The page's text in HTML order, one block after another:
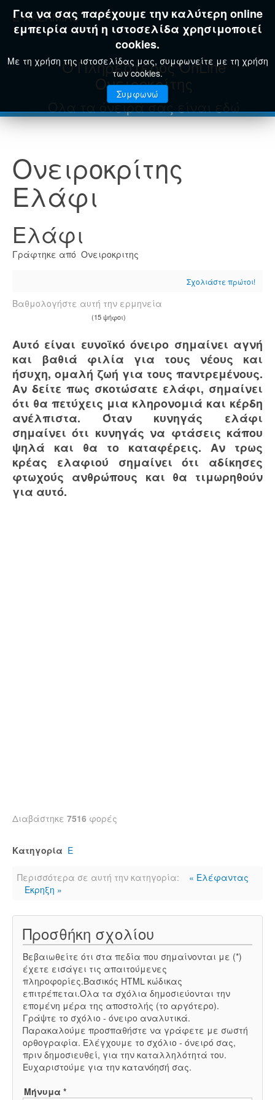
E-KAZAMIAS
Για να σας παρέχουμε την καλύτερη online
εμπειρία αυτή η ιστοσελίδα χρησιμοποιεί
cookies.
Με τη χρήση της ιστοσελίδας μας, συμφωνείτε με τη χρήση
των cookies.
Συμφωνώ
Ο Πληρέστερος OnLine
Ονειροκρίτης
Όλα τα όνειρά σας είναι εδώ
Ονειροκρίτης
Ελάφι
Ελάφι
Γράφτηκε από Ονειροκριτης
Σχολιάστε πρώτοι!
Βαθμολογήστε αυτή την ερμηνεία
(15 ψήφοι)
Αυτό είναι ευνοϊκό όνειρο σημαίνει αγνή
και βαθιά φιλία για τους νέους και
ήσυχη, ομαλή ζωή για τους παντρεμένους.
Αν δείτε πως σκοτώσατε ελάφι, σημαίνει
ότι θα πετύχεις μια κληρονομιά και κέρδη
ανέλπιστα. Όταν κυνηγάς ελάφι
σημαίνει ότι κυνηγάς να φτάσεις κάπου
ψηλά και θα το καταφέρεις. Αν τρως
κρέας ελαφιού σημαίνει ότι αδίκησες
φτωχούς ανθρώπους και θα τιμωρηθούν
για αυτό.
Διαβάστηκε 7516 φορές
Κατηγορία Ε
Περισσότερα σε αυτή την κατηγορία:
« Ελέφαντας
Εκρηξη »
Προσθήκη σχολίου
Βεβαιωθείτε ότι στα πεδία που σημαίνονται με (*)
έχετε εισάγει τις απαιτούμενες
πληροφορίες.Βασικός HTML κώδικας
επιτρέπεται.Όλα τα σχόλια δημοσιεύονται την
επομένη μέρα της αποστολής (το αργότερο).
Γράψτε το σχόλιο - όνειρο αναλυτικά.
Παρακαλούμε προσπαθήστε να γράφετε με σωστή
ορθογραφία. Ελέγχουμε το σχόλιο - όνειρό σας,
πριν δημοσιευθεί, για την καταλληλότητά του.
Ευχαριστούμε για την κατανόησή σας.
Μήνυμα *